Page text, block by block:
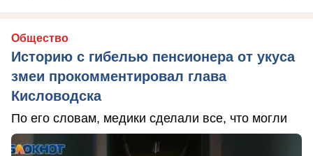
Общество
Историю с гибелью пенсионера от укуса
змеи прокомментировал глава
Кисловодска
По его словам, медики сделали все, что могли